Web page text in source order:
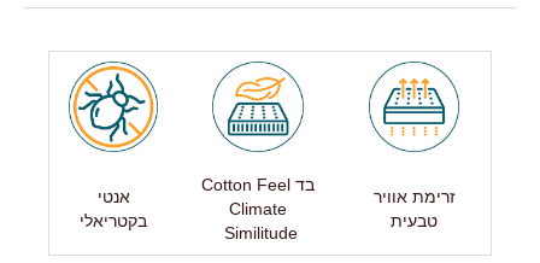
זרימת אוויר
טבעית
בד Cotton Feel
Climate
Similitude
אנטי
בקטריאלי